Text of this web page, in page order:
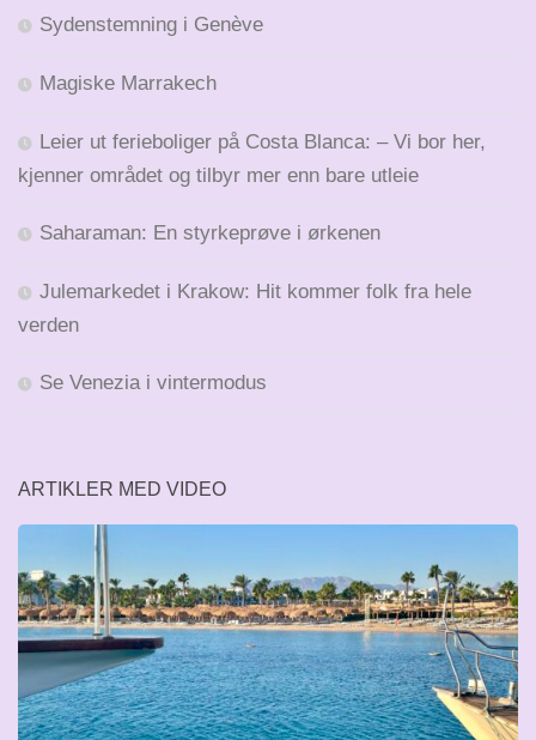
Sydenstemning i Genève
Magiske Marrakech
Leier ut ferieboliger på Costa Blanca: – Vi bor her,
kjenner området og tilbyr mer enn bare utleie
Saharaman: En styrkeprøve i ørkenen
Julemarkedet i Krakow: Hit kommer folk fra hele
verden
Se Venezia i vintermodus
ARTIKLER MED VIDEO